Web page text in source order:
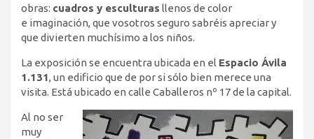
obras: cuadros y esculturas llenos de color
e imaginación, que vosotros seguro sabréis apreciar y
que divierten muchísimo a los niños.
La exposición se encuentra ubicada en el Espacio Ávila
1.131, un edificio que de por si sólo bien merece una
visita. Está ubicado en calle Caballeros nº 17 de la capital.
Al no ser
muy